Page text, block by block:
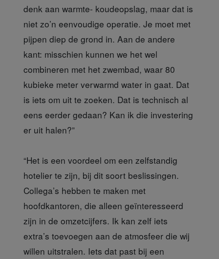
denk aan warmte- koudeopslag, maar dat is
niet zo’n eenvoudige operatie. Je moet met
pijpen diep de grond in. Aan de andere
kant: misschien kunnen we het wel
combineren met het zwembad, waar 80
kubieke meter verwarmd water in gaat. Dat
is iets om uit te zoeken. Dat is technisch al
eens eerder gedaan? Kan ik die investering
er uit halen?”
“Het is een voordeel om een zelfstandig
hotelier te zijn, bij dit soort beslissingen.
Collega’s hebben te maken met
hoofdkantoren, die alleen geïnteresseerd
zijn in de omzetcijfers. Ik kan zelf iets
extra’s toevoegen aan de atmosfeer die wij
willen uitstralen. Iets dat past bij een